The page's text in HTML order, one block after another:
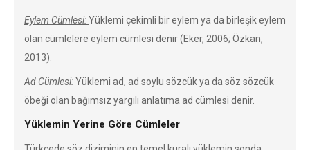
Eylem Cümlesi:Yüklemi çekimli bir eylem ya da birleşik eylem
olan cümlelere eylem cümlesi denir (Eker, 2006; Özkan,
2013).
Ad Cümlesi:Yüklemi ad, ad soylu sözcük ya da söz sözcük
öbeği olan bağımsız yargılı anlatıma ad cümlesi denir.
Yüklemin Yerine Göre Cümleler